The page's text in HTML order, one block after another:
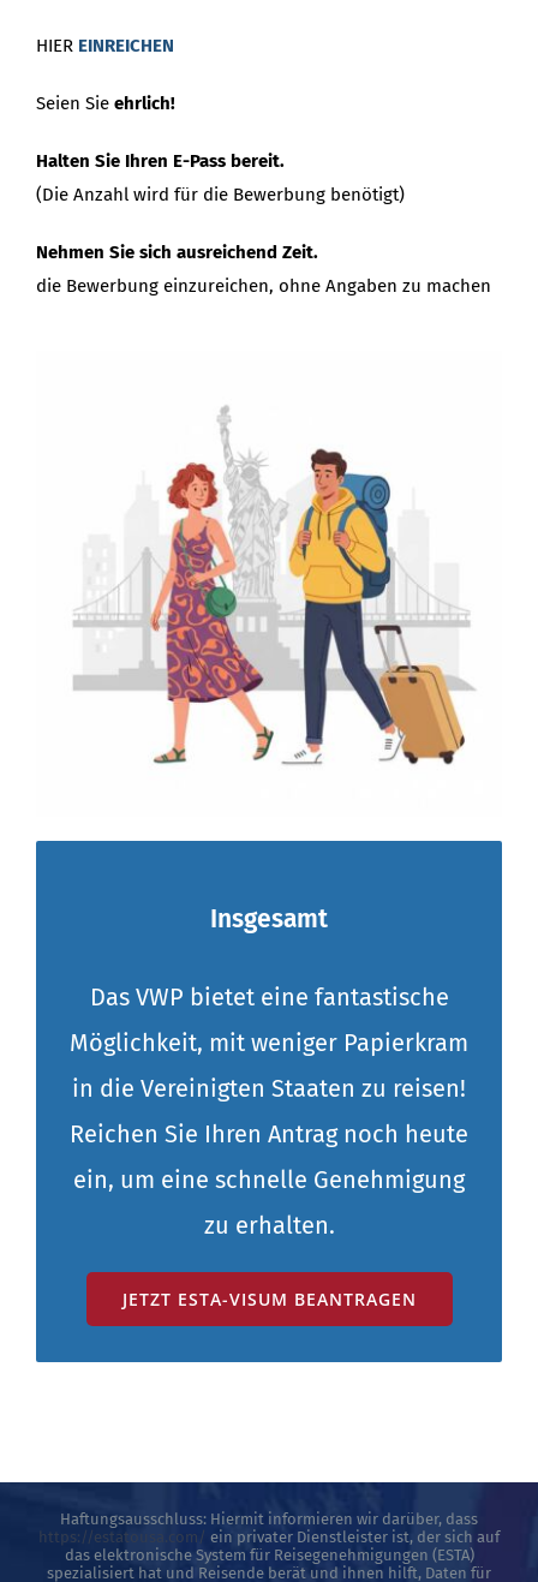
HIER EINREICHEN
Seien Sie ehrlich!
Halten Sie Ihren E-Pass bereit.
(Die Anzahl wird für die Bewerbung benötigt)
Nehmen Sie sich ausreichend Zeit.
die Bewerbung einzureichen, ohne Angaben zu machen
Insgesamt
Das VWP bietet eine fantastische
Möglichkeit, mit weniger Papierkram
in die Vereinigten Staaten zu reisen!
Reichen Sie Ihren Antrag noch heute
ein, um eine schnelle Genehmigung
zu erhalten.
JETZT ESTA-VISUM BEANTRAGEN
Haftungsausschluss: Hiermit informieren wir darüber, dass
https://estatousa.com/ ein privater Dienstleister ist, der sich auf
das elektronische System für Reisegenehmigungen (ESTA)
spezialisiert hat und Reisende berät und ihnen hilft, Daten für